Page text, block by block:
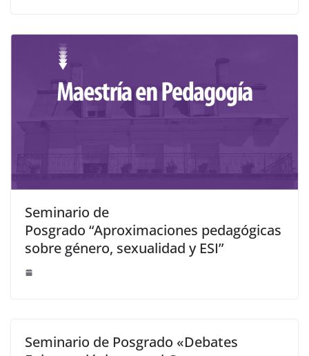
Seminario de
Posgrado “Aproximaciones pedagógicas
sobre género, sexualidad y ESI”
Seminario de Posgrado «Debates